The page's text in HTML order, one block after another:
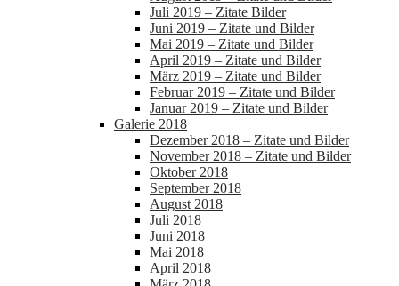
Juli 2019 – Zitate Bilder
Juni 2019 – Zitate und Bilder
Mai 2019 – Zitate und Bilder
April 2019 – Zitate und Bilder
März 2019 – Zitate und Bilder
Februar 2019 – Zitate und Bilder
Januar 2019 – Zitate und Bilder
Galerie 2018
Dezember 2018 – Zitate und Bilder
November 2018 – Zitate und Bilder
Oktober 2018
September 2018
August 2018
Juli 2018
Juni 2018
Mai 2018
April 2018